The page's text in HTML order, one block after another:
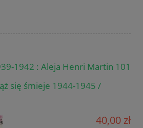
1942 : Aleja Henri Martin 101
się śmieje 1944-1945 /
40,00 zł